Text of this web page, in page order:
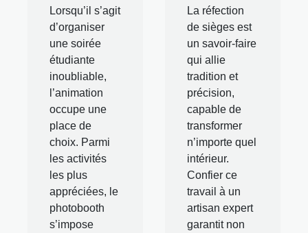
Lorsqu’il s’agit
d’organiser
une soirée
étudiante
inoubliable,
l’animation
occupe une
place de
choix. Parmi
les activités
les plus
appréciées, le
photobooth
s’impose
La réfection
de sièges est
un savoir-faire
qui allie
tradition et
précision,
capable de
transformer
n’importe quel
intérieur.
Confier ce
travail à un
artisan expert
garantit non